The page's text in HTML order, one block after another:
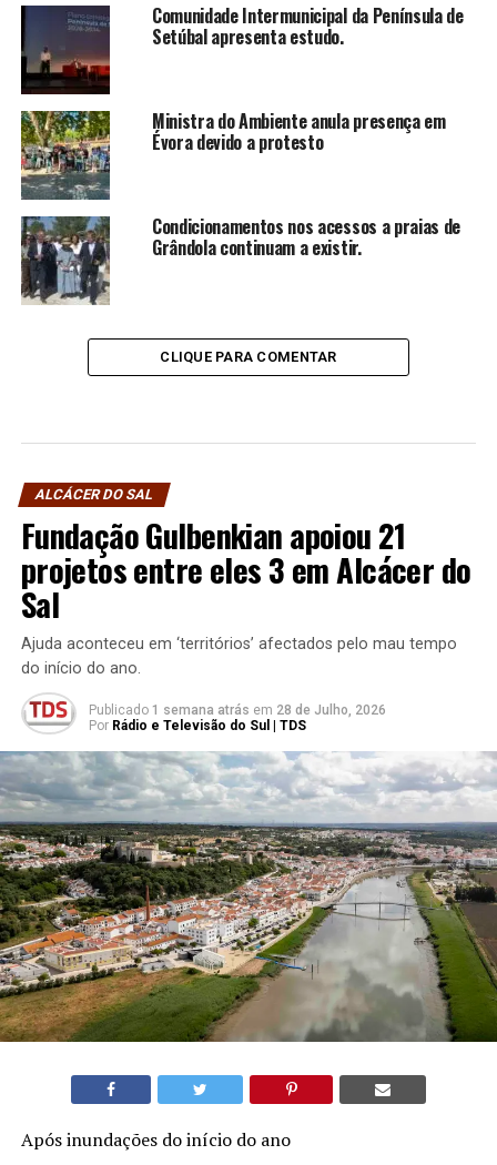
Comunidade Intermunicipal da Península de
Setúbal apresenta estudo.
Ministra do Ambiente anula presença em
Évora devido a protesto
Condicionamentos nos acessos a praias de
Grândola continuam a existir.
CLIQUE PARA COMENTAR
ALCÁCER DO SAL
Fundação Gulbenkian apoiou 21
projetos entre eles 3 em Alcácer do
Sal
Ajuda aconteceu em ‘territórios’ afectados pelo mau tempo
do início do ano.
Publicado 1 semana atrás em 28 de Julho, 2026
Por Rádio e Televisão do Sul | TDS
Após inundações do início do ano